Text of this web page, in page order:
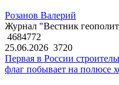
Розанов Валерий
Журнал "Вестник
4684772
25.06.2026 3720
Первая в России
флаг побывает на полюсе